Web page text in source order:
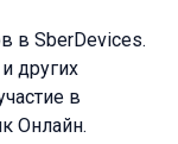
в SberDevices.
других
в
Онлайн.